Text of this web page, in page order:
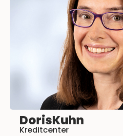
DorisKuhn
Kreditcenter